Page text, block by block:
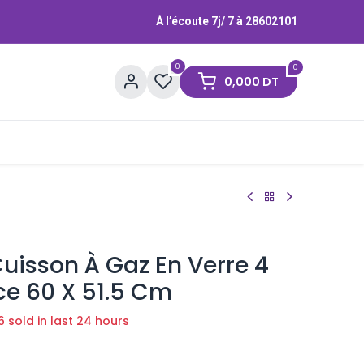
À l’écoute 7j/ 7 à 28602101
0 0
0,000 DT
À Gaz En Verre 4
60 X 51.5 Cm
sold in last 24 hours